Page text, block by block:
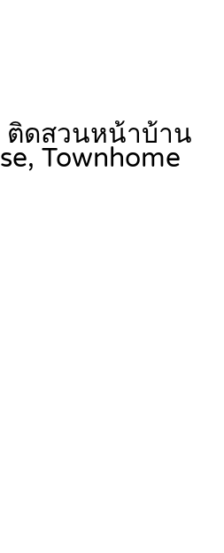
ติดสวนหน้าบ้าน
Townhome